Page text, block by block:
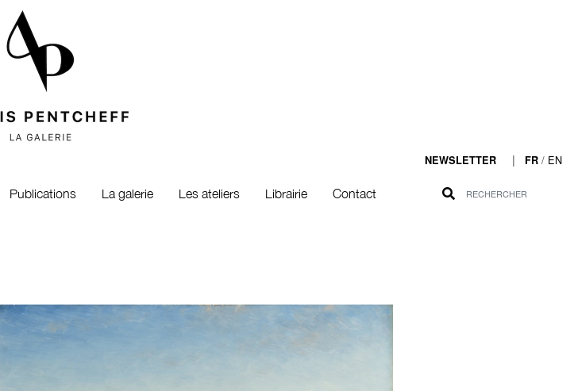
NEWSLETTER | FR / EN
Publications La galerie Les ateliers Librairie Contact